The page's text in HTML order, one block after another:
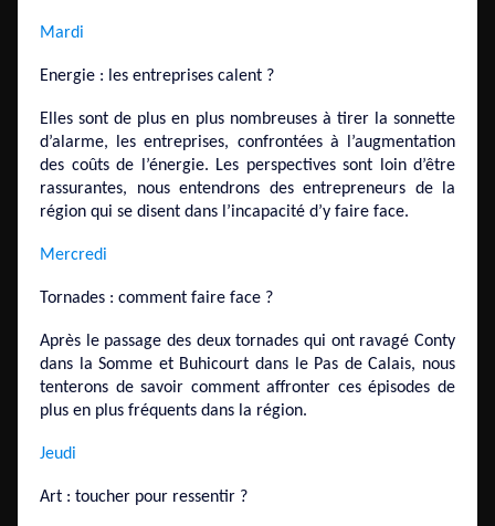
Mardi
Energie : les entreprises calent ?
Elles sont de plus en plus nombreuses à tirer la sonnette
d’alarme, les entreprises, confrontées à l’augmentation
des coûts de l’énergie. Les perspectives sont loin d’être
rassurantes, nous entendrons des entrepreneurs de la
région qui se disent dans l’incapacité d’y faire face.
Mercredi
Tornades : comment faire face ?
Après le passage des deux tornades qui ont ravagé Conty
dans la Somme et Buhicourt dans le Pas de Calais, nous
tenterons de savoir comment affronter ces épisodes de
plus en plus fréquents dans la région.
Jeudi
Art : toucher pour ressentir ?